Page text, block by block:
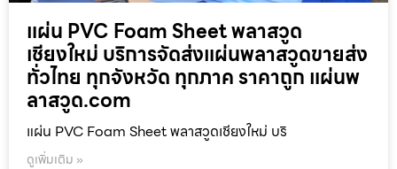
แผ่น PVC Foam Sheet พลาสวูด
เชียงใหม่ บริการจัดส่งแผ่นพลาสวูดขายส่ง
ทั่วไทย ทุกจังหวัด ทุกภาค ราคาถูก แผ่นพ
ลาสวูด.com
แผ่น PVC Foam Sheet พลาสวูดเชียงใหม่ บริ
ดูเพิ่มเติม »